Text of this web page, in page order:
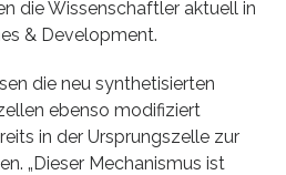
die Wissenschaftler aktuell in
& Development.
die neu synthetisierten
ebenso modifiziert
in der Ursprungszelle zur
„Dieser Mechanismus ist